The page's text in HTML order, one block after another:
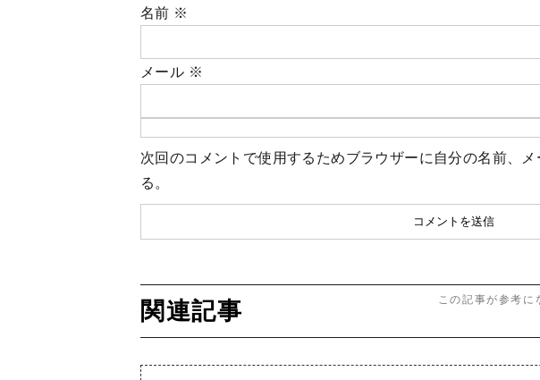
名前 ※
メール ※
次回のコメントで使用するためブラウザーに自分の名前、
る。
関連記事 この記事が参考に